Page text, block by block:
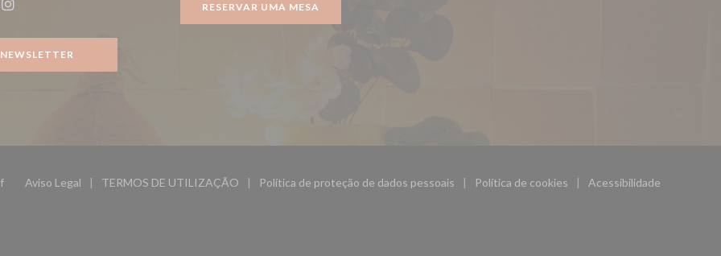
NEWSLETTER
RESERVAR UMA MESA
((abre numa nova janela))
Aviso Legal
((abre numa nova janela))
TERMOS DE UTILIZAÇÃO
((abre numa nova janela))
Política de proteção de dados pessoais
((abre numa nova janela))
Política de cookies
((abre numa nova janela))
Acessibilidade